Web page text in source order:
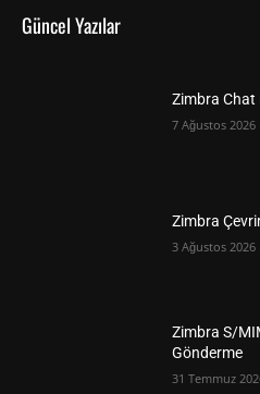
Güncel Yazılar
Zimbra Chat
7 Ağustos 2026
Zimbra
3 Ağustos 2026
Zimbra S/
Gönderme
31 Temmuz